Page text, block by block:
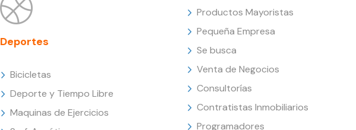
Deportes
Bicicletas
Deporte y Tiempo Libre
Maquinas de Ejercicios
Productos Mayoristas
Pequeña Empresa
Se busca
Venta de Negocios
Consultorías
Contratistas Inmobiliarios
Programadores